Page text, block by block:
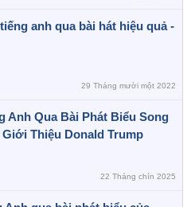
anh qua bài hát hiệu quả -
29 Tháng mười một 2022
Anh Qua Bài Phát Biểu Song
Thiệu Donald Trump
22 Tháng chín 2025